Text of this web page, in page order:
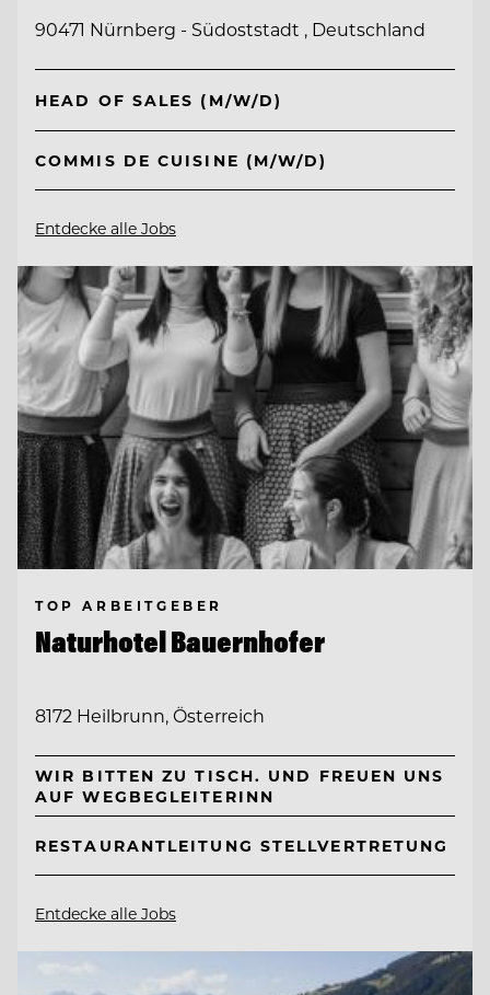
90471 Nürnberg - Südoststadt , Deutschland
HEAD OF SALES (M/W/D)
COMMIS DE CUISINE (M/W/D)
Entdecke alle Jobs
TOP ARBEITGEBER
Naturhotel Bauernhofer
8172 Heilbrunn, Österreich
WIR BITTEN ZU TISCH. UND FREUEN UNS
AUF WEGBEGLEITERINN
RESTAURANTLEITUNG STELLVERTRETUNG
Entdecke alle Jobs